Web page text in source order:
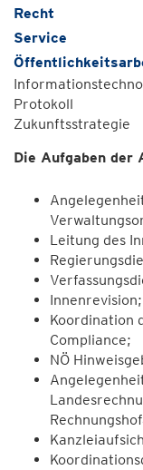
Recht
Service
Protokoll
Zukunftsstrategie
Die Aufgaben der
Leitung des
Innenrevision;
Koordination
Compliance;
NÖ